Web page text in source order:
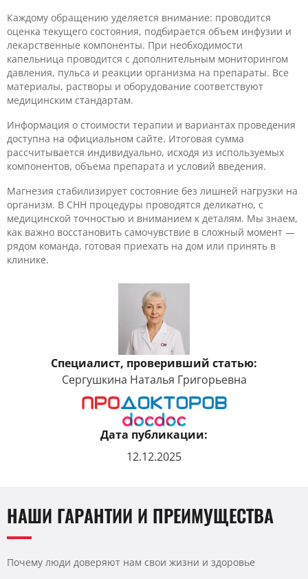
Каждому обращению уделяется внимание: проводится
оценка текущего состояния, подбирается объем инфузии и
лекарственные компоненты. При необходимости
капельница проводится с дополнительным мониторингом
давления, пульса и реакции организма на препараты. Все
материалы, растворы и оборудование соответствуют
медицинским стандартам.
Информация о стоимости терапии и вариантах проведения
доступна на официальном сайте. Итоговая сумма
рассчитывается индивидуально, исходя из используемых
компонентов, объема препарата и условий введения.
Магнезия стабилизирует состояние без лишней нагрузки на
организм. В CHH процедуры проводятся деликатно, с
медицинской точностью и вниманием к деталям. Мы знаем,
как важно восстановить самочувствие в сложный момент —
рядом команда, готовая приехать на дом или принять в
клинике.
Специалист, проверивший статью:
Сергушкина Наталья Григорьевна
Дата публикации:
12.12.2025
НАШИ ГАРАНТИИ И ПРЕИМУЩЕСТВА
Почему люди доверяют нам свои жизни и здоровье